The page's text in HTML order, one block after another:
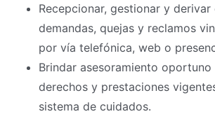
Recepcionar, gestionar y derivar
demandas, quejas y reclamos
por vía telefónica, web o
Brindar asesoramiento
derechos y prestaciones
sistema de cuidados.